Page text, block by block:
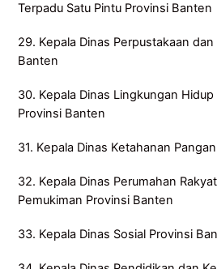
Terpadu Satu Pintu Provinsi Banten
29. Kepala Dinas Perpustakaan
Banten
30. Kepala Dinas Lingkungan
Provinsi Banten
31. Kepala Dinas Ketahanan
32. Kepala Dinas Perumahan
Pemukiman Provinsi Banten
33. Kepala Dinas Sosial Provinsi